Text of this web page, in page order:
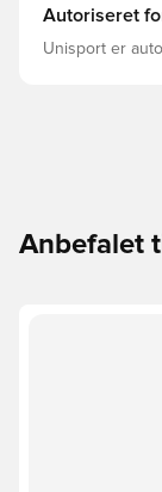
Autoriseret
Unisport er
Anbefalet